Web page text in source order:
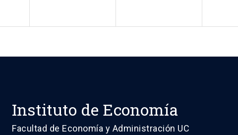
Instituto de Economía
Facultad de Economía y Administración UC